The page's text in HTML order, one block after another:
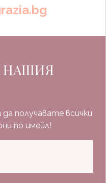
НАШИЯ
получавате всички
по имейл!